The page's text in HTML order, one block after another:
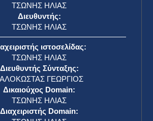
ΤΣΩΝΗΣ ΗΛΙΑΣ
Διευθυντής:
ΤΣΩΝΗΣ ΗΛΙΑΣ
ιστοσελίδας:
ΤΣΩΝΗΣ ΗΛΙΑΣ
Διευθυντής Σύνταξης:
ΓΕΩΡΓΙΟΣ
Δικαιούχος Domain:
ΤΣΩΝΗΣ ΗΛΙΑΣ
Διαχειριστής Domain: